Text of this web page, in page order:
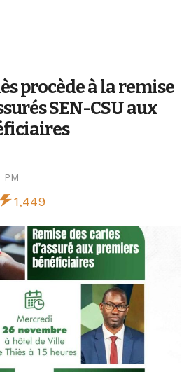
procède à la remise
SEN-CSU aux
PM
1,449